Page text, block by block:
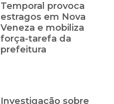
Temporal provoca
estragos em Nova
Veneza e mobiliza
força-tarefa da
prefeitura
Investigação sobre